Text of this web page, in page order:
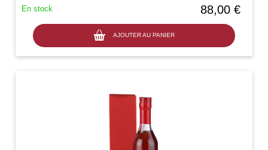
88,00 €
AJOUTER AU PANIER
En stock